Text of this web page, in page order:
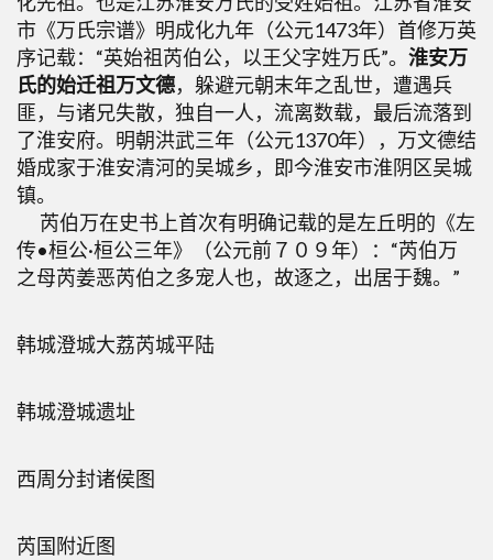
市《万氏宗谱》明成化九年（公元1473年）首修万英
序记载：“英始祖芮伯公，以王父字姓万氏”。 淮安万
氏的始迁祖万文德，躲避元朝末年之乱世，遭遇兵
匪，与诸兄失散，独自一人，流离数载，最后流落到
了淮安府。明朝洪武三年（公元1370年），万文德结
婚成家于淮安清河的吴城乡，即今淮安市淮阴区吴城
镇。
芮伯万在史书上首次有明确记载的是左丘明的《左
传•桓公·桓公三年》（公元前７０９年）：“芮伯万
之母芮姜恶芮伯之多宠人也，故逐之，出居于魏。”
韩城澄城大荔芮城平陆
韩城澄城遗址
西周分封诸侯图
芮国附近图